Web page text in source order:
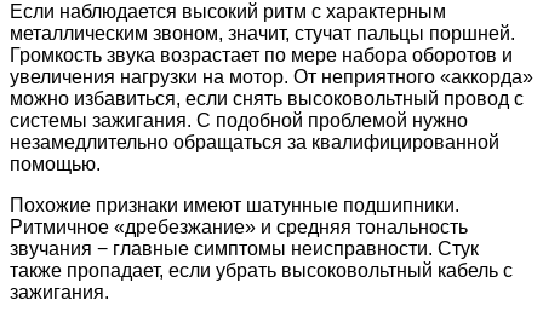
Если наблюдается высокий ритм с характерным
металлическим звоном, значит, стучат пальцы поршней.
Громкость звука возрастает по мере набора оборотов и
увеличения нагрузки на мотор. От неприятного «аккорда»
можно избавиться, если снять высоковольтный провод с
системы зажигания. С подобной проблемой нужно
незамедлительно обращаться за квалифицированной
помощью.
Похожие признаки имеют шатунные подшипники.
Ритмичное «дребезжание» и средняя тональность
звучания − главные симптомы неисправности. Стук
также пропадает, если убрать высоковольтный кабель с
зажигания.